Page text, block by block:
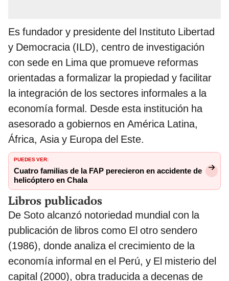
Es fundador y presidente del Instituto Libertad
y Democracia (ILD), centro de investigación
con sede en Lima que promueve reformas
orientadas a formalizar la propiedad y facilitar
la integración de los sectores informales a la
economía formal. Desde esta institución ha
asesorado a gobiernos en América Latina,
África, Asia y Europa del Este.
PUEDES VER:
Cuatro familias de la FAP perecieron en accidente de
helicóptero en Chala
Libros publicados
De Soto alcanzó notoriedad mundial con la
publicación de libros como El otro sendero
(1986), donde analiza el crecimiento de la
economía informal en el Perú, y El misterio del
capital (2000), obra traducida a decenas de